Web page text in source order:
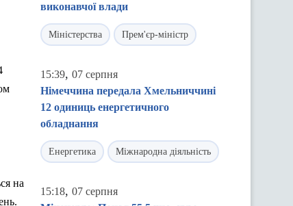
на
виконавчої влади
Міністерства Прем'єр-міністр
15:39, 07 серпня
Німеччина передала Хмельниччині
12 одиниць енергетичного
обладнання
Енергетика Міжнародна діяльність
15:18, 07 серпня